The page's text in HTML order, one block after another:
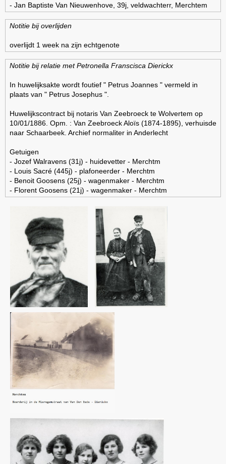
- Jan Baptiste Van Nieuwenhove, 39j, veldwachterr, Merchtem
Notitie bij overlijden
overlijdt 1 week na zijn echtgenote
Notitie bij relatie met Petronella Franscisca Dierickx
In huwelijksakte wordt foutief " Petrus Joannes " vermeld in
plaats van " Petrus Josephus ".
Huwelijkscontract bij notaris Van Zeebroeck te Wolvertem op
10/01/1886. Opm. : Van Zeebroeck Aloïs (1874-1895), verhuisde
naar Schaarbeek. Archief normaliter in Anderlecht
Getuigen
- Jozef Walravens (31j) - huidevetter - Merchtm
- Louis Sacré (445j) - plafoneerder - Merchtm
- Benoit Goosens (25j) - wagenmaker - Merchtm
- Florent Goosens (21j) - wagenmaker - Merchtm